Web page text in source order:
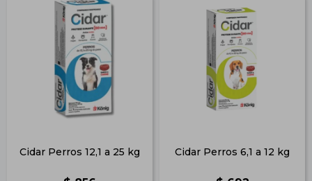
Cidar Perros 12,1 a 25 kg Cidar Perros 6,1 a 12 kg